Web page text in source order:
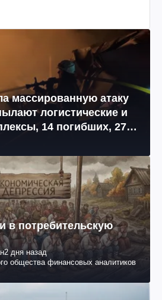
массированную атаку
логистические и
14 погибших, 27
в потребительскую
2 дня назад
общества финансовых аналитиков